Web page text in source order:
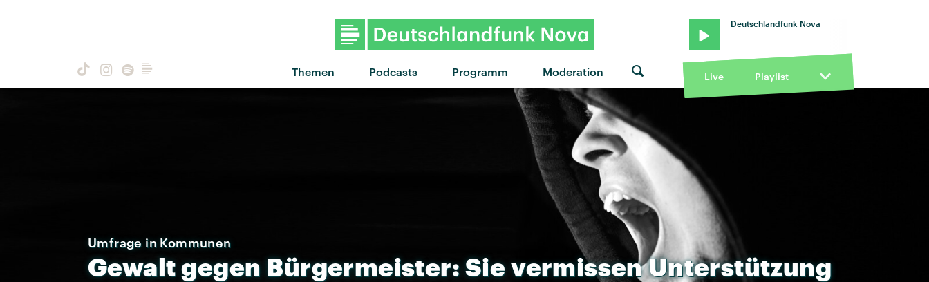
Themen Podcasts Programm Moderation
Deutschlandfunk Nova
Live Playlist
Umfrage in Kommunen
Gewaltgegen Bürgermeister:SievermissenUnterstützung